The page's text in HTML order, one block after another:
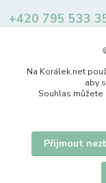
+420 795 533
Na Korálek.net
aby
Souhlas
Přijmout